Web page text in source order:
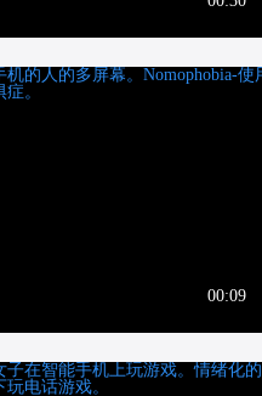
00:09